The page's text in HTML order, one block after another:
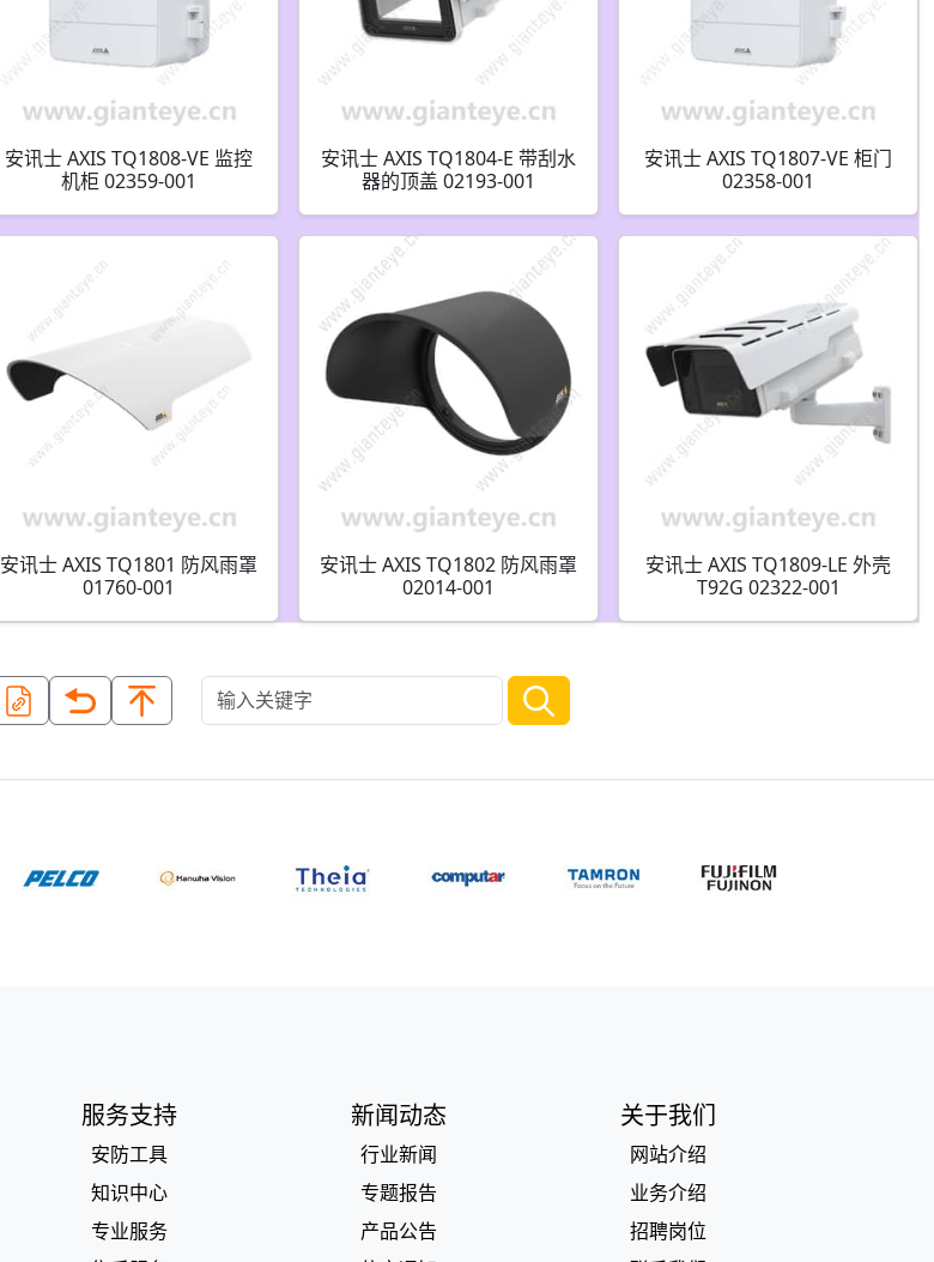
安讯士 AXIS TQ1808-VE 监控
机柜 02359-001
安讯士 AXIS TQ1804-E 带刮水
器的顶盖 02193-001
安讯士 AXIS TQ1807-VE 柜门
02358-001
安讯士 AXIS TQ1801 防风雨罩
01760-001
安讯士 AXIS TQ1802 防风雨罩
02014-001
安讯士 AXIS TQ1809-LE 外壳
T92G 02322-001
服务支持
安防工具
知识中心
专业服务
新闻动态
行业新闻
专题报告
产品公告
关于我们
网站介绍
业务介绍
招聘岗位